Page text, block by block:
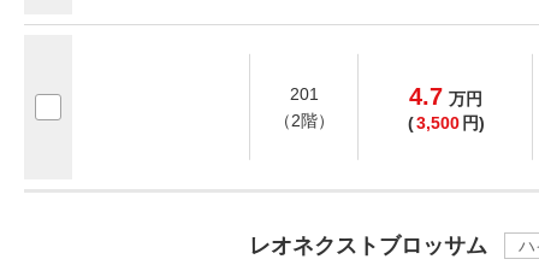
201
（2階）
4.7 万円
(3,500 円)
レオネクストブロッサム
ハ